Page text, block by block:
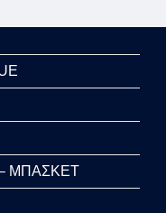
ΜΠΑΣΚΕΤ